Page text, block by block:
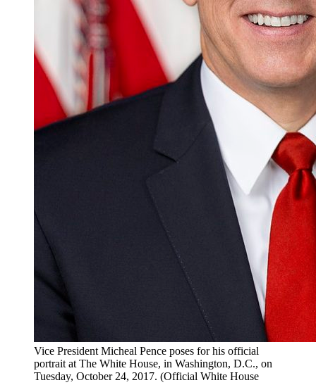
Vice President Micheal Pence poses for his official
portrait at The White House, in Washington, D.C., on
Tuesday, October 24, 2017. (Official White House